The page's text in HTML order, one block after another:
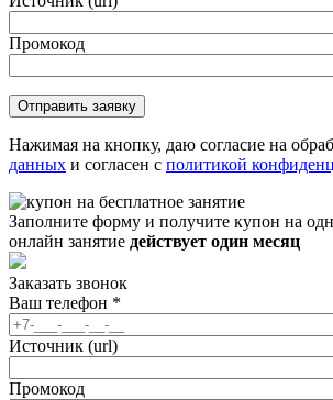
Промокод
Нажимая на кнопку, даю согласие на
данных и согласен с политикой
Заполните форму и получите купон на
онлайн занятие действует один месяц
Заказать звонок
Ваш телефон *
Источник (url)
Промокод